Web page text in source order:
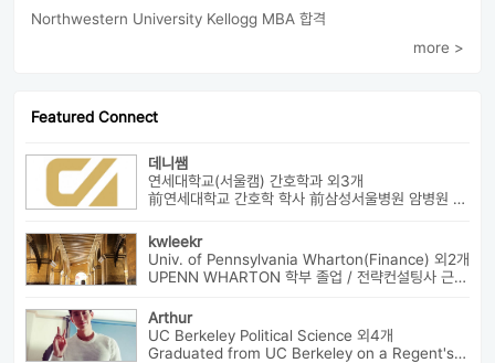
Northwestern University Kellogg MBA 합격
more >
Featured Connect
데니쌤
연세대학교(서울캠) 간호학과 외3개
前연세대학교 간호학 학사 前삼성서울병원 암병원 수술실 RN 前대치동...
kwleekr
Univ. of Pennsylvania Wharton(Finance) 외2개
UPENN WHARTON 학부 졸업 / 전략컨설팅사 근무 / HBS MBA 재학 중 ...
Arthur
UC Berkeley Political Science 외4개
Graduated from UC Berkeley on a Regent's Scholarship. Af...